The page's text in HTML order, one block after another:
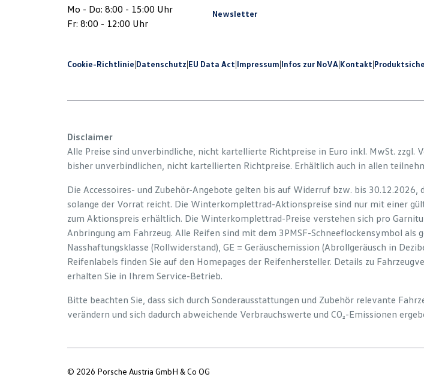
Mo - Do: 8:00 - 15:00 Uhr
Fr: 8:00 - 12:00 Uhr
Newsletter
Cookie-Richtlinie|Datenschutz|EU Data Act|Impressum|Infos zur NoVA|Kontakt|
Disclaimer
Alle Preise sind unverbindliche, nicht kartellierte Richtpreise in Euro inkl. MwSt. zzgl.
bisher unverbindlichen, nicht kartellierten Richtpreise. Erhältlich auch in allen
Die Accessoires- und Zubehör-Angebote gelten bis auf Widerruf bzw. bis
solange der Vorrat reicht. Die Winterkomplettrad-Aktionspreise sind nur mit einer
zum Aktionspreis erhältlich. Die Winterkomplettrad-Preise verstehen sich pro
Anbringung am Fahrzeug. Alle Reifen sind mit dem 3PMSF-Schneeflockensymbol
Nasshaftungsklasse (Rollwiderstand), GE = Geräuschemission (Abrollgeräusch in
Reifenlabels finden Sie auf den Homepages der Reifenhersteller. Details zu
erhalten Sie in Ihrem Service-Betrieb.
Bitte beachten Sie, dass sich durch Sonderausstattungen und Zubehör relevante
verändern und sich dadurch abweichende Verbrauchswerte und CO₂-Emissionen
© 2026 Porsche Austria GmbH & Co OG